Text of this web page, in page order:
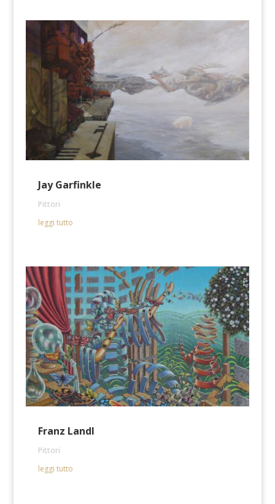
Jay Garfinkle
Pittori
leggi tutto
Franz Landl
Pittori
leggi tutto